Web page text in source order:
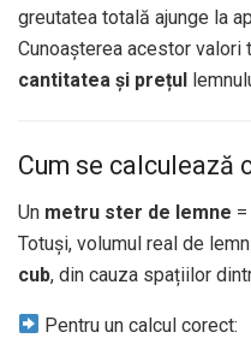
greutatea totală ajunge la
Cunoașterea acestor
cantitatea și prețul
Cum se calculează
Un metru ster de lemne
Totuși, volumul real de
cub, din cauza spațiilor
Pentru un calcul corect: